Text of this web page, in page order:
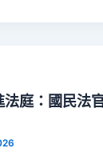
法庭：國民法